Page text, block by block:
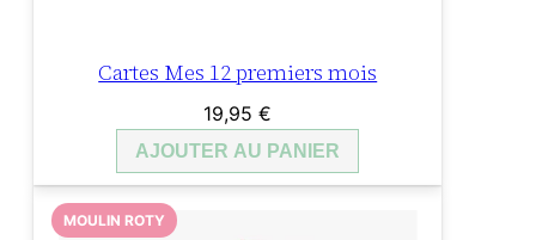
Cartes Mes 12 premiers mois
19,95€
AJOUTER AU PANIER
MOULIN ROTY